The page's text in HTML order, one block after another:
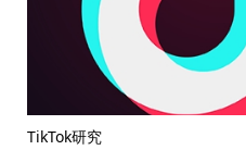
TikTok研究